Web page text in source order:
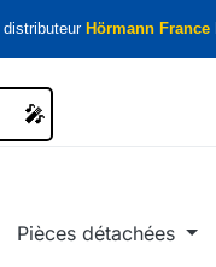
distributeur Hörmann France
🎤
🎤
Pièces détachées